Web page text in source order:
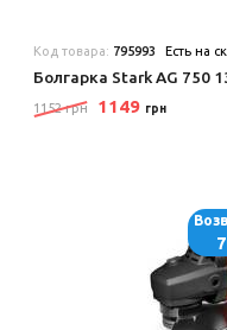
Код товара: 795993 Есть на
Болгарка Stark AG 750
1152 грн 1149 грн